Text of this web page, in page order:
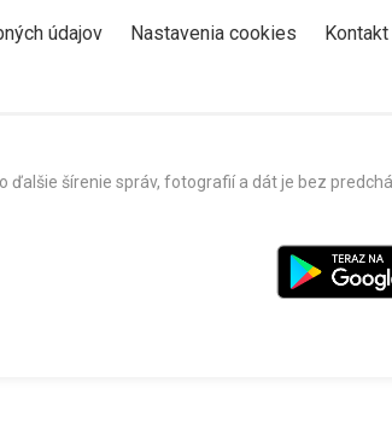
údajov Nastavenia cookies Kontakt
ďalšie šírenie správ, fotografií a dát je bez